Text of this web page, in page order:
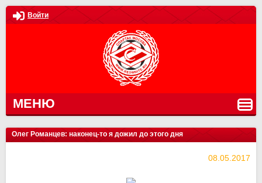
Войти
МЕНЮ
Олег Романцев: наконец-то я дожил до этого дня
08.05.2017